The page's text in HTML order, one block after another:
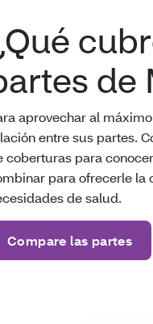
de
aprovechar al
entre sus partes.
coberturas para
para ofrecerle la
de salud.
Compare las partes